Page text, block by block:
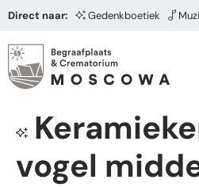
Direct naar: Gedenkboetiek
vogel